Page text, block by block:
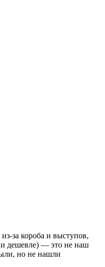
за короба и выступов,
и дешевле) — это не наш
но не нашли